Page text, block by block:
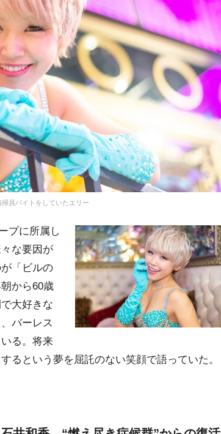
掃員バイトをしていたエリー
プに所属し
な要因が
「ビルの
から60歳
大好きな
バーレス
る。将来
るという夢を屈託のない笑顔で語っていた。